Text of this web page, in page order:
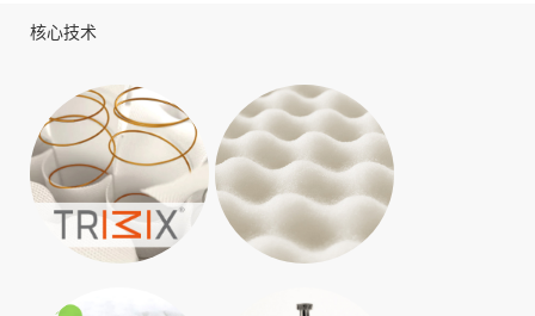
核心技术